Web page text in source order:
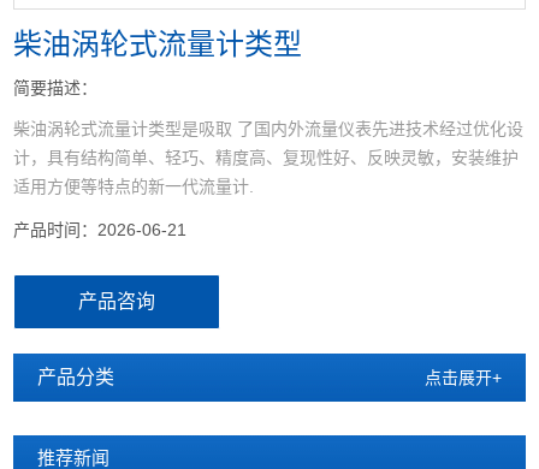
柴油涡轮式流量计类型
简要描述：
柴油涡轮式流量计类型是吸取 了国内外流量仪表先进技术经过优化设
计，具有结构简单、轻巧、精度高、复现性好、反映灵敏，安装维护
适用方便等特点的新一代流量计.
产品时间：2026-06-21
产品咨询
产品分类 点击展开+
推荐新闻